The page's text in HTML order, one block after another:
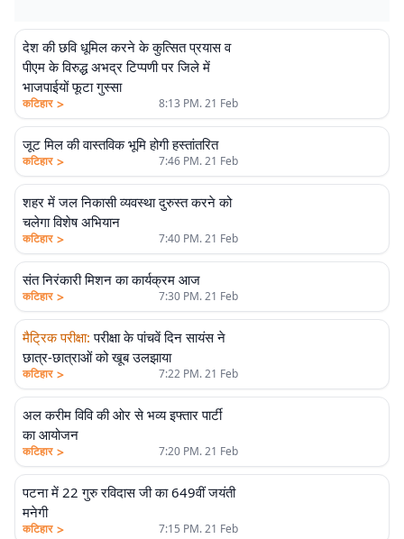
देश की छवि धूमिल करने के कुत्सित प्रयास व
पीएम के विरुद्ध अभद्र टिप्पणी पर जिले में
भाजपाईयों फूटा गुस्सा
कटिहार > 8:13 PM. 21 Feb
जूट मिल की वास्तविक भूमि होगी हस्तांतरित
कटिहार > 7:46 PM. 21 Feb
शहर में जल निकासी व्यवस्था दुरुस्त करने को
चलेगा विशेष अभियान
कटिहार > 7:40 PM. 21 Feb
संत निरंकारी मिशन का कार्यक्रम आज
कटिहार > 7:30 PM. 21 Feb
मैट्रिक परीक्षा: परीक्षा के पांचवें दिन सायंस ने
छात्र-छात्राओं को खूब उलझाया
कटिहार > 7:22 PM. 21 Feb
अल करीम विवि की ओर से भव्य इफ्तार पार्टी
का आयोजन
कटिहार > 7:20 PM. 21 Feb
पटना में 22 गुरु रविदास जी का 649वीं जयंती
मनेगी
कटिहार > 7:15 PM. 21 Feb